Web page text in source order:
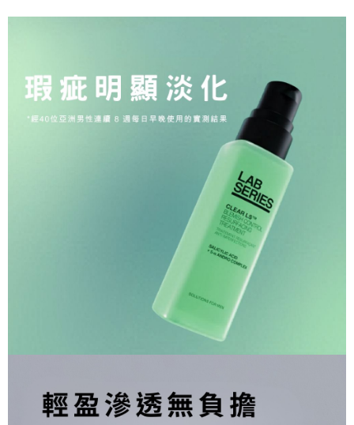
每筆NT$200
付款後萊爾富取貨
每筆NT$200
每筆NT$60，滿NT$2,000(含以上)免運費
每筆NT$60，滿NT$2,000(含以上)免運費
每筆NT$100，滿NT$2,000(含以上)免運費